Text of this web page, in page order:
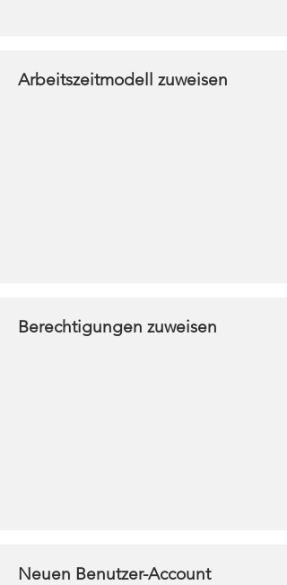
Arbeitszeitmodell zuweisen
Berechtigungen zuweisen
Neuen Benutzer-Account